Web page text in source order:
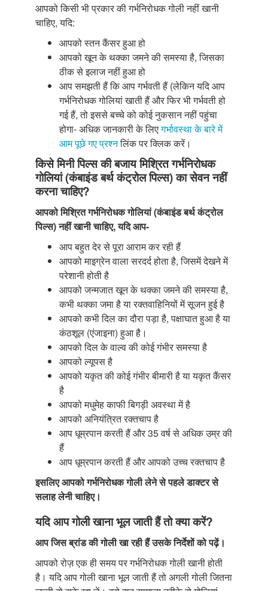
आपको किसी भी प्रकार की गर्भनिरोधक गोली नहीं खानी
चाहिए, यदि:
आपको स्तन कैंसर हुआ हो
आपको खून के थक्का जमने की समस्या है, जिसका
ठीक से इलाज नहीं हुआ हो
आप समझती हैं कि आप गर्भवती हैं (लेकिन यदि आप
गर्भनिरोधक गोलियां खाती हैं और फिर भी गर्भवती हो
गई हैं, तो इससे बच्चे को कोई नुकसान नहीं पहुंचा
होगा- अधिक जानकारी के लिएगर्भावस्था के बारे में
आम पूछे गए प्रश्नलिंक पर क्लिक करें।
किसे मिनी पिल्स की बजाय मिश्रित गर्भनिरोधक
गोलियां (कंबाइंड बर्थ कंट्रोल पिल्स) का सेवन नहीं
करना चाहिए?
आपको मिश्रित गर्भनिरोधक गोलियां (कंबाइंड बर्थ कंट्रोल
पिल्स) नहीं खानी चाहिए, यदि आप-
आप बहुत देर से पूरा आराम कर रही हैं
आपको माइग्रेन वाला सरदर्द होता है, जिसमें देखने में
परेशानी होती है
आपको जन्मजात खून के थक्का जमने की समस्या है,
कभी थक्का जमा है या रक्तवाहिनियों में सूजन हुई है
आपको कभी दिल का दौरा पड़ा है, पक्षाघात हुआ है या
कंठशूल (एंजाइना) हुआ है।
आपको दिल के वाल्व की कोई गंभीर समस्या है
आपको ल्यूपस है
आपको यकृत की कोई गंभीर बीमारी है या यकृत कैंसर
है
आपको मधुमेह काफी बिगड़ी अवस्था में है
आपको अनियंत्रित रक्तचाप है
आप धूम्रपान करती हैं और 35 वर्ष से अधिक उम्र की
हैं
आप धूम्रपान करती हैं और आपको उच्च रक्तचाप है
इसलिए आपको गर्भनिरोधक गोली लेने से पहले डाक्टर से
सलाह लेनी चाहिए।
यदि आप गोली खाना भूल जाती हैं तो क्या करें?
आप जिस ब्रांड की गोली खा रही हैं उसके निर्देशोंको पढ़ें।
आपको रोज़ एक ही समय पर गर्भनिरोधक गोली खानी होती
है। यदि आप गोली खाना भूल जाती हैं तो अगली गोली जितना